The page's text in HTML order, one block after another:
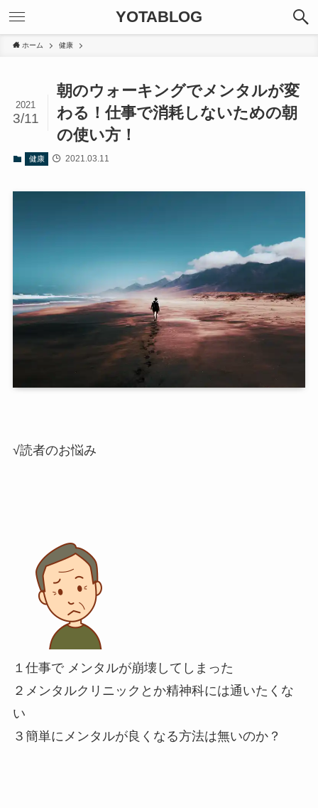
YOTABLOG
ホーム 健康
朝のウォーキングでメンタルが変
わる！仕事で消耗しないための朝
の使い方！
2021
3/11
健康 2021.03.11
√読者のお悩み
１仕事で メンタルが崩壊してしまった
２メンタルクリニックとか精神科には通いたくな
い
３簡単にメンタルが良くなる方法は無いのか？